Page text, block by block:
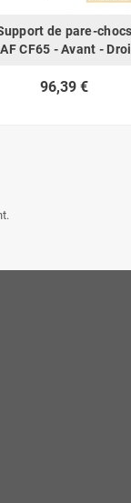
de pare-chocs
CF65 - Avant -
96,39 €